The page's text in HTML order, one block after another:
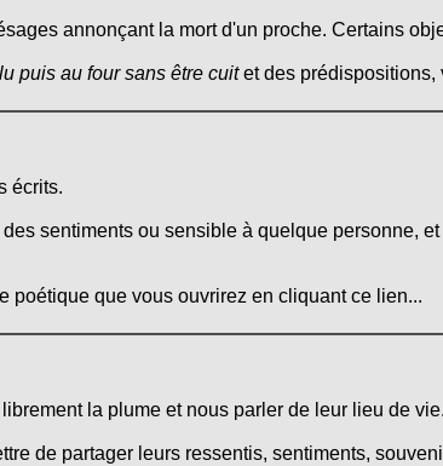
annonçant la mort d'un proche. Certains
puis au four sans être cuitet des prédispositions,
écrits.
sentiments ou sensible à quelque personne,
poétique que vous ouvrirez en cliquant ce lien...
la plume et nous parler de leur lieu de vie.
de partager leurs ressentis, sentiments,